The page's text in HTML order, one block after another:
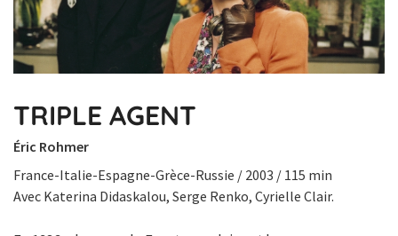
TRIPLE AGENT
Éric Rohmer
France-Italie-Espagne-Grèce-Russie / 2003 / 115 min
Avec Katerina Didaskalou, Serge Renko, Cyrielle Clair.